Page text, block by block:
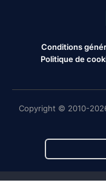
Conditions
Politique de
Copyright © 2010-